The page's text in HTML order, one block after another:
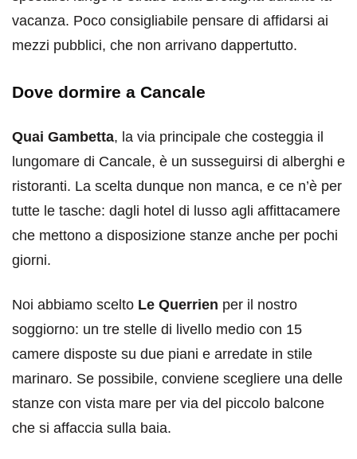
vacanza. Poco consigliabile pensare di affidarsi ai
mezzi pubblici, che non arrivano dappertutto.
Dove dormire a Cancale
Quai Gambetta, la via principale che costeggia il
lungomare di Cancale, è un susseguirsi di alberghi e
ristoranti. La scelta dunque non manca, e ce n’è per
tutte le tasche: dagli hotel di lusso agli affittacamere
che mettono a disposizione stanze anche per pochi
giorni.
Noi abbiamo scelto Le Querrien per il nostro
soggiorno: un tre stelle di livello medio con 15
camere disposte su due piani e arredate in stile
marinaro. Se possibile, conviene scegliere una delle
stanze con vista mare per via del piccolo balcone
che si affaccia sulla baia.